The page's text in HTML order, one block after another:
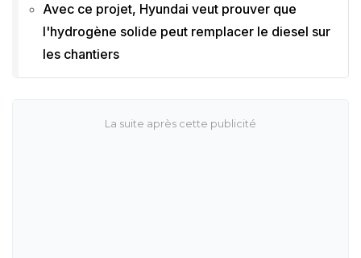
Avec ce projet, Hyundai veut prouver que
l'hydrogène solide peut remplacer le diesel sur
les chantiers